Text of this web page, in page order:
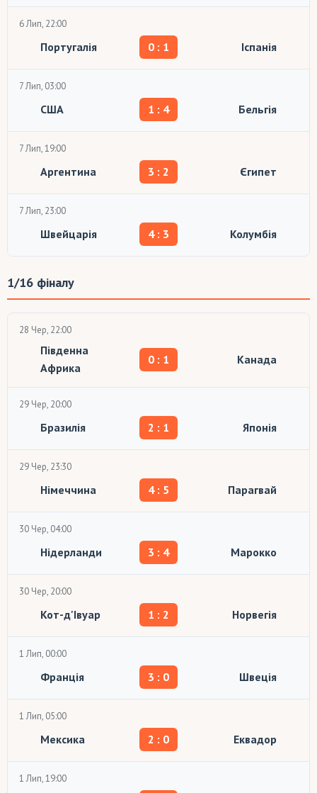
6 Лип, 22:00
Португалія 0 : 1 Іспанія
7 Лип, 03:00
США 1 : 4 Бельгія
7 Лип, 19:00
Аргентина 3 : 2 Єгипет
7 Лип, 23:00
Швейцарія 4 : 3 Колумбія
1/16 фіналу
28 Чер, 22:00
Південна
Африка
0 : 1 Канада
29 Чер, 20:00
Бразилія 2 : 1 Японія
29 Чер, 23:30
Німеччина 4 : 5 Парагвай
30 Чер, 04:00
Нідерланди 3 : 4 Марокко
30 Чер, 20:00
Кот-д'Івуар 1 : 2 Норвегія
1 Лип, 00:00
Франція 3 : 0 Швеція
1 Лип, 05:00
Мексика 2 : 0 Еквадор
1 Лип, 19:00